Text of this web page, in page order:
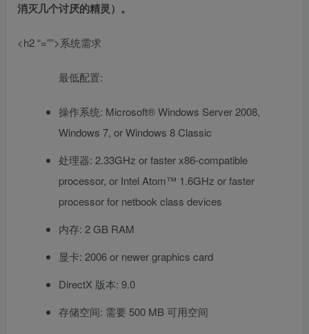
消灭几个讨厌的精灵）。
<h2 “=””>系统需求
最低配置:
操作系统: Microsoft® Windows Server 2008,
Windows 7, or Windows 8 Classic
处理器: 2.33GHz or faster x86-compatible
processor, or Intel Atom™ 1.6GHz or faster
processor for netbook class devices
内存: 2 GB RAM
显卡: 2006 or newer graphics card
DirectX 版本: 9.0
存储空间: 需要 500 MB 可用空间